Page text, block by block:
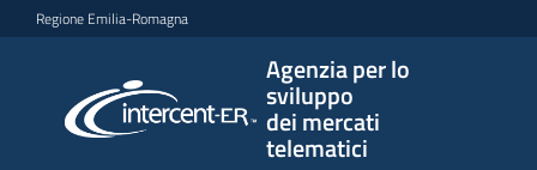
Vai al contenuto
Vai alla navigazione
Vai al footer
Regione Emilia-Romagna
Agenzia per lo
sviluppo
dei mercati
telematici
per lo
sviluppo